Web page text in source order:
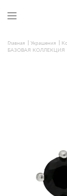
Главная Украшения
БАЗОВАЯ КОЛЛЕКЦИЯ